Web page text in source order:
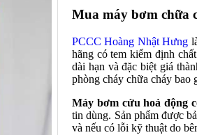
Mua máy bơm chữa
PCCC Hoàng Nhật Hưng
hãng có tem kiểm định
dài hạn và đặc biệt giá
phòng cháy chữa cháy bao
Máy bơm cứu hoả động
tin dùng. Sản phẩm được
và nếu có lỗi kỹ thuật do